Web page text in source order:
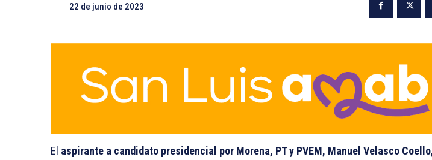
22 de junio de 2023
El aspirante a candidato presidencial por Morena, PT y PVEM, Manuel Velasco